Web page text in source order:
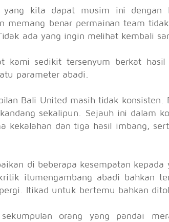
yang kita dapat musim ini dengan
memang benar permainan team
ada yang ingin melihat kembali
kami sedikit tersenyum berkat
parameter abadi.
Bali United masih tidak
sekalipun. Sejauh ini dalam
kekalahan dan tiga hasil imbang,
di beberapa kesempatan
itumengambang abadi bahkan
Itikad untuk bertemu bahkan
orang yang pandai